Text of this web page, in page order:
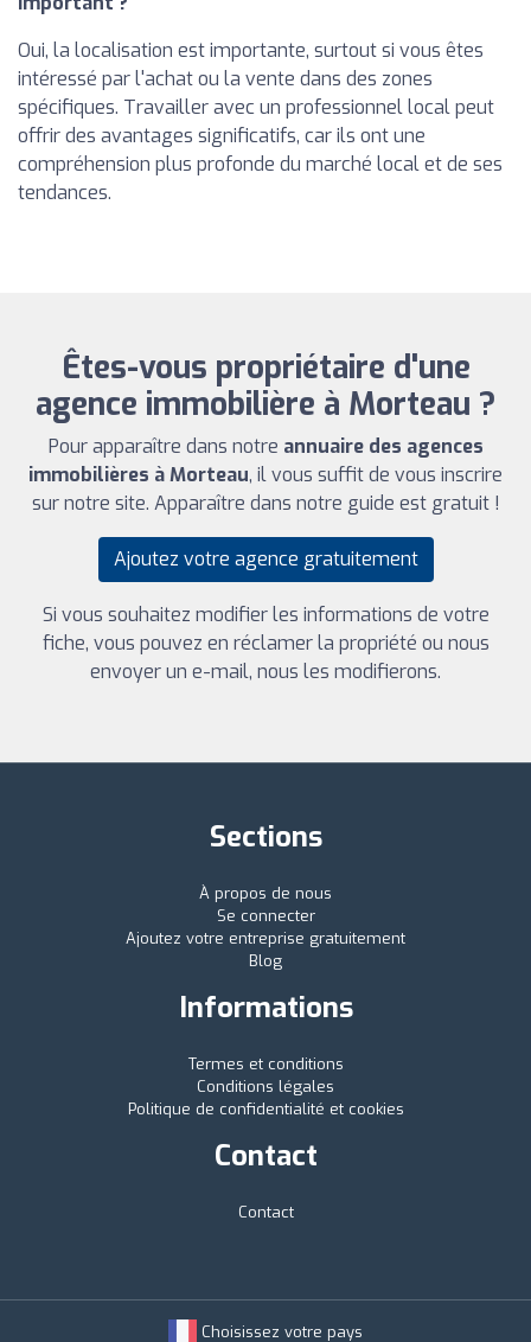
Oui, la localisation est importante, surtout si vous êtes
intéressé par l'achat ou la vente dans des zones
spécifiques. Travailler avec un professionnel local peut
offrir des avantages significatifs, car ils ont une
compréhension plus profonde du marché local et de ses
tendances.
Êtes-vous propriétaire d'une
agence immobilière à Morteau ?
Pour apparaître dans notre annuaire des agences
immobilières à Morteau, il vous suffit de vous inscrire
sur notre site. Apparaître dans notre guide est gratuit !
Ajoutez votre agence gratuitement
Si vous souhaitez modifier les informations de votre
fiche, vous pouvez en réclamer la propriété ou nous
envoyer un e-mail, nous les modifierons.
Sections
À propos de nous
Se connecter
Ajoutez votre entreprise gratuitement
Blog
Informations
Termes et conditions
Conditions légales
Politique de confidentialité et cookies
Contact
Contact
Choisissez votre pays